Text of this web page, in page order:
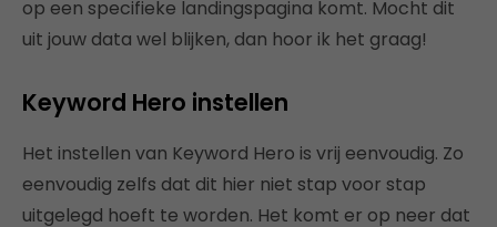
op een specifieke landingspagina komt. Mocht dit
uit jouw data wel blijken, dan hoor ik het graag!
Keyword Hero instellen
Het instellen van Keyword Hero is vrij eenvoudig. Zo
eenvoudig zelfs dat dit hier niet stap voor stap
uitgelegd hoeft te worden. Het komt er op neer dat